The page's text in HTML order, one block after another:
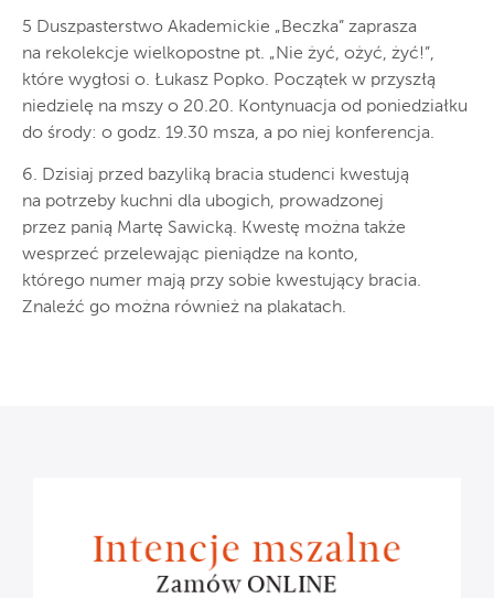
5 Duszpasterstwo Akademickie „Beczka” zaprasza
na rekolekcje wielkopostne pt. „Nie żyć, ożyć, żyć!”,
które wygłosi o. Łukasz Popko. Początek w przyszłą
niedzielę na mszy o 20.20. Kontynuacja od poniedziałku
do środy: o godz. 19.30 msza, a po niej konferencja.
6. Dzisiaj przed bazyliką bracia studenci kwestują
na potrzeby kuchni dla ubogich, prowadzonej
przez panią Martę Sawicką. Kwestę można także
wesprzeć przelewając pieniądze na konto,
którego numer mają przy sobie kwestujący bracia.
Znaleźć go można również na plakatach.